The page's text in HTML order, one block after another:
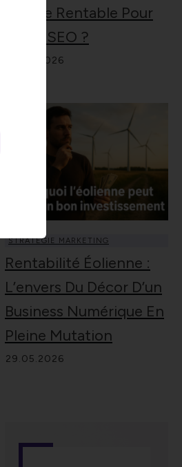
Est-Ce Rentable Pour
Votre SEO ?
10.07.2026
STRATÉGIE MARKETING
Rentabilité Éolienne :
L’envers Du Décor D’un
Business Numérique En
Pleine Mutation
29.05.2026